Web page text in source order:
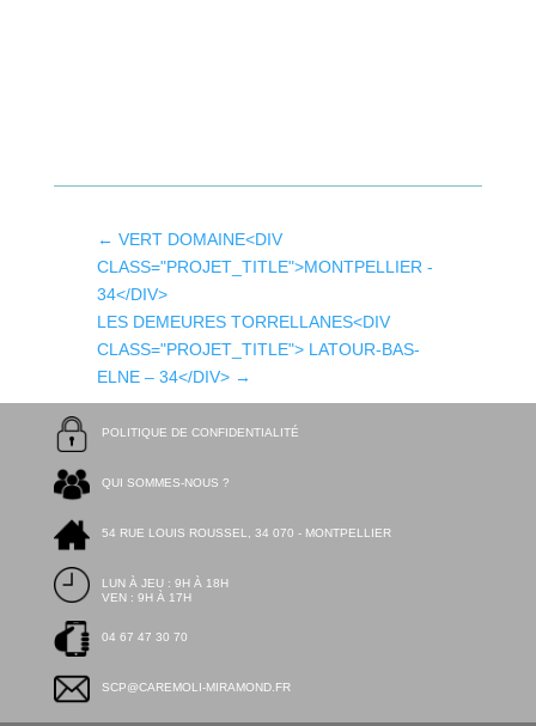
← VERT DOMAINE<DIV
CLASS="PROJET_TITLE">MONTPELLIER -
34</DIV>
LES DEMEURES TORRELLANES<DIV
CLASS="PROJET_TITLE"> LATOUR-BAS-
ELNE – 34</DIV>→
POLITIQUE DE CONFIDENTIALITÉ
QUI SOMMES-NOUS ?
54 RUE LOUIS ROUSSEL, 34 070 - MONTPELLIER
LUN À JEU : 9H À 18H
VEN : 9H À 17H
04 67 47 30 70
SCP@CAREMOLI-MIRAMOND.FR